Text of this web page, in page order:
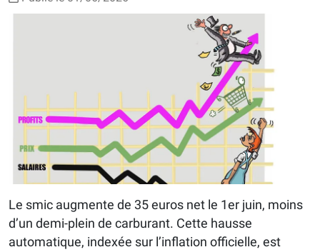
Le smic augmente de 35 euros net le 1er juin, moins
d’un demi-plein de carburant. Cette hausse
automatique, indexée sur l’inflation officielle, est